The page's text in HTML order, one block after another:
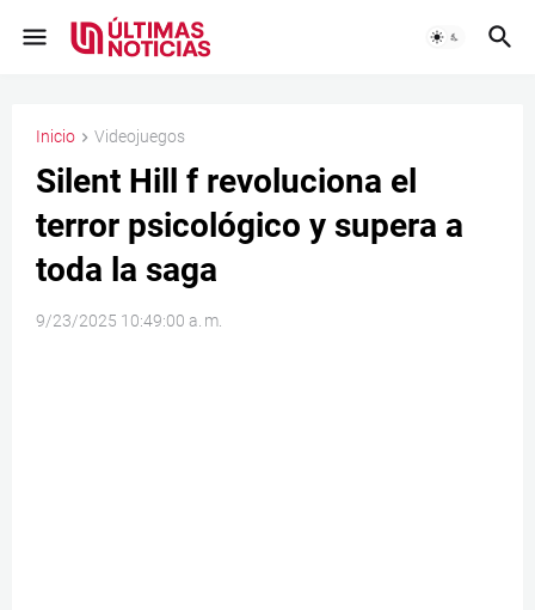
Inicio Videojuegos
Silent Hill f revoluciona el
terror psicológico y supera a
toda la saga
9/23/2025 10:49:00 a. m.